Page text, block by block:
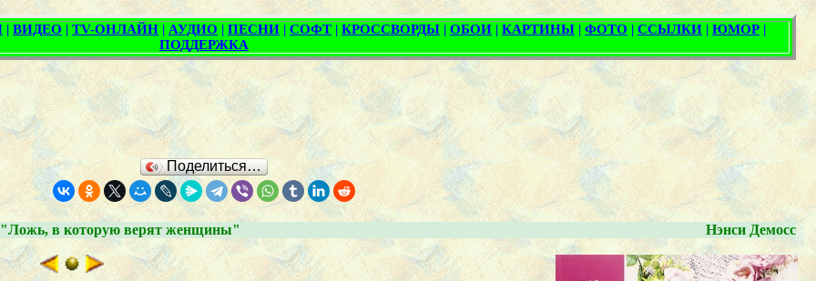
Поделиться…
"Ложь, в которую верят женщины" Нэнси Демосс